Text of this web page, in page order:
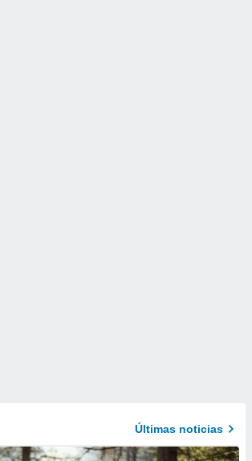
Últimas noticias